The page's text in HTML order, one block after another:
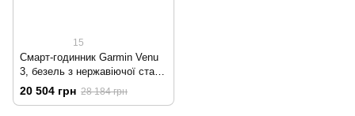
15
Смарт-годинник Garmin Venu
3, безель з нержавіючої сталі,
чорний корпус, силіконовий
20 504 грн 28 184 грн